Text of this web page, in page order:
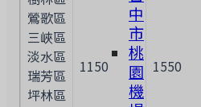
中
市
桃
園
機
鶯歌區
三峽區
淡水區
瑞芳區
坪林區
1150 1550